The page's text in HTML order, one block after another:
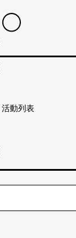
活動列表